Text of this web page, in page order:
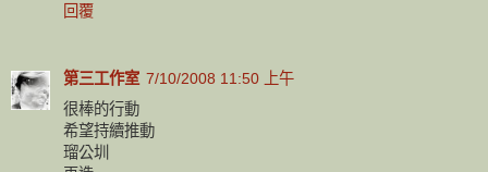
回覆
第三工作室 7/10/2008 11:50 上午
很棒的行動
希望持續推動
瑠公圳